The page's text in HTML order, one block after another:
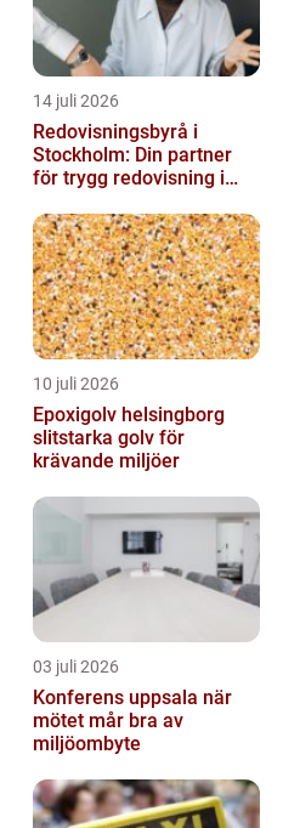
14 juli 2026
Redovisningsbyrå i
Stockholm: Din partner
för trygg redovisning i
10 juli 2026
Epoxigolv helsingborg
slitstarka golv för
krävande miljöer
03 juli 2026
Konferens uppsala när
mötet mår bra av
miljöombyte